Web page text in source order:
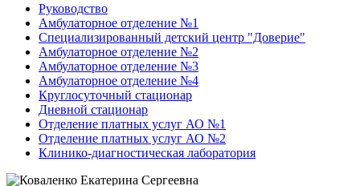
Руководство
Амбулаторное отделение №1
Специализированный детский центр "Доверие"
Амбулаторное отделение №2
Амбулаторное отделение №3
Амбулаторное отделение №4
Круглосуточный стационар
Дневной стационар
Отделение платных услуг АО №1
Отделение платных услуг АО №2
Клинико-диагностическая лаборатория